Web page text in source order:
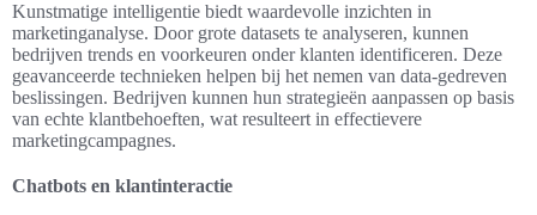
Kunstmatige intelligentie biedt waardevolle inzichten in
marketinganalyse. Door grote datasets te analyseren, kunnen
bedrijven trends en voorkeuren onder klanten identificeren. Deze
geavanceerde technieken helpen bij het nemen van data-gedreven
beslissingen. Bedrijven kunnen hun strategieën aanpassen op basis
van echte klantbehoeften, wat resulteert in effectievere
marketingcampagnes.
Chatbots en klantinteractie